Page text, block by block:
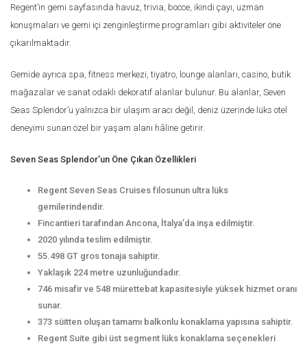
Regent’in gemi sayfasında havuz, trivia, bocce, ikindi çayı, uzman
konuşmaları ve gemi içi zenginleştirme programları gibi aktiviteler öne
çıkarılmaktadır.
Gemide ayrıca spa, fitness merkezi, tiyatro, lounge alanları, casino, butik
mağazalar ve sanat odaklı dekoratif alanlar bulunur. Bu alanlar, Seven
Seas Splendor’u yalnızca bir ulaşım aracı değil, deniz üzerinde lüks otel
deneyimi sunan özel bir yaşam alanı hâline getirir.
Seven Seas Splendor’un Öne Çıkan Özellikleri
Regent Seven Seas Cruises filosunun ultra lüks
gemilerindendir.
Fincantieri tarafından Ancona, İtalya’da inşa edilmiştir.
2020 yılında teslim edilmiştir.
55.498 GT gros tonaja sahiptir.
Yaklaşık 224 metre uzunluğundadır.
746 misafir ve 548 mürettebat kapasitesiyle yüksek hizmet oranı
sunar.
373 süitten oluşan tamamı balkonlu konaklama yapısına sahiptir.
Regent Suite gibi üst segment lüks konaklama seçenekleri